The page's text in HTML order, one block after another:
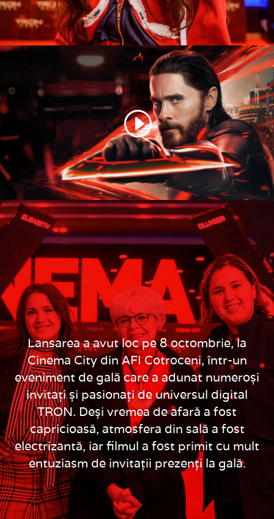
Lansarea a avut loc pe 8 octombrie, la
Cinema City din AFI Cotroceni, într-un
eveniment de gală care a adunat numeroși
invitați și pasionați de universul digital
TRON. Deși vremea de afară a fost
capricioasă, atmosfera din sală a fost
electrizantă, iar filmul a fost primit cu mult
entuziasm de invitații prezenți la gală.